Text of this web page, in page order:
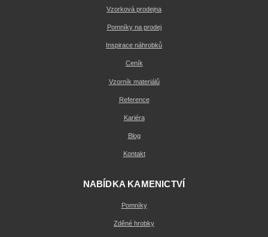
Vzorková prodejna
Pomníky na prodej
Inspirace náhrobků
Ceník
Vzorník materiálů
Reference
Kariéra
Blog
Kontakt
NABÍDKA KAMENICTVÍ
Pomníky
Zděné hrobky